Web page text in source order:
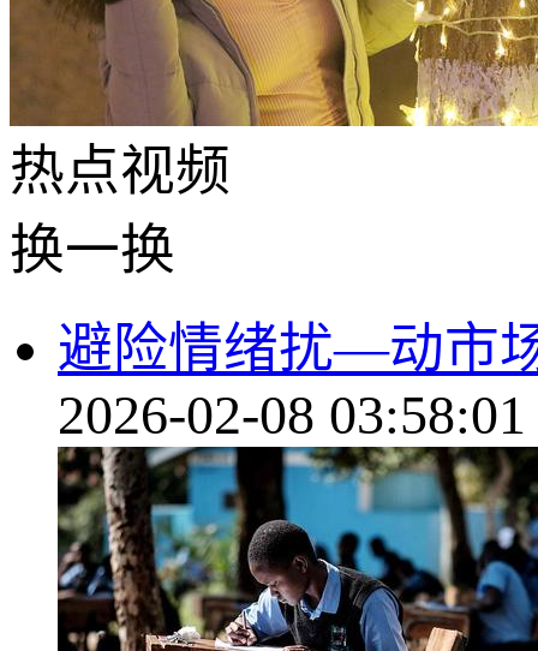
热点视频
换一换
避险情绪扰—动市
2026-02-08 03:58:01